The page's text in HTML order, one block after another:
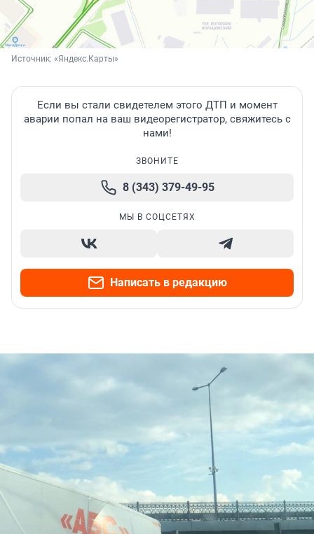
Источник: «Яндекс.Карты»
Если вы стали свидетелем этого ДТП и момент
аварии попал на ваш видеорегистратор, свяжитесь с
нами!
ЗВОНИТЕ
8 (343) 379-49-95
МЫ В СОЦСЕТЯХ
Написать в редакцию